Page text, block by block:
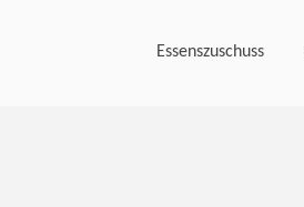
Essenszuschuss